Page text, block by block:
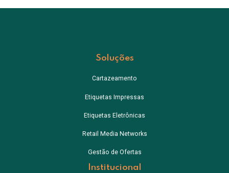
Soluções
Cartazeamento
Etiquetas Impressas
Etiquetas Eletrônicas
Retail Media Networks
Gestão de Ofertas
Institucional